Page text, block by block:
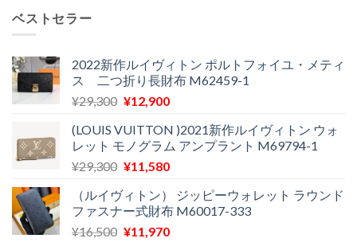
¥24,000
で
し
は
¥11,900
で
ベストセラー
2022新作ルイヴィトン ポルトフォイユ・メティ
ス 二つ折り長財布 M62459-1
¥29,300 元
価
格
は
で
し
た。
¥12,900現
の
価
格
¥12,900
で
す。
(LOUIS VUITTON )2021新作ルイヴィトン ウォ
レット モノグラム アンプラント M69794-1
¥29,300 元
価
格
は
¥11,580現
の
価
格
（ルイヴィトン） ジッピーウォレット ラウンド
ファスナー式財布 M60017-333
¥16,500 元
¥11,970現